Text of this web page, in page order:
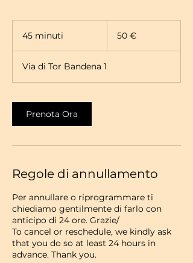
45 minuti
i
n
t
i
50 €
Via di Tor Bandena 1
Prenota Ora
Regole di annullamento
Per annullare o riprogrammare ti
chiediamo gentilmente di farlo con
anticipo di 24 ore. Grazie/
To cancel or reschedule, we kindly ask
that you do so at least 24 hours in
advance. Thank you.